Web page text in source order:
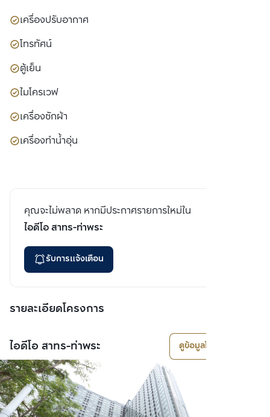
เครื่องปรับอากาศ
โทรทัศน์
ตู้เย็น
ไมโครเวฟ
เครื่องซักผ้า
เครื่องทำน้ำอุ่น
คุณจะไม่พลาด หากมีประกาศรายการใหม่ใน
ไอดีโอ สาทร-ท่าพระ
รับการแจ้งเตือน
รายละเอียดโครงการ
ไอดีโอ สาทร-ท่าพระ ดูข้อมูลโครงการ